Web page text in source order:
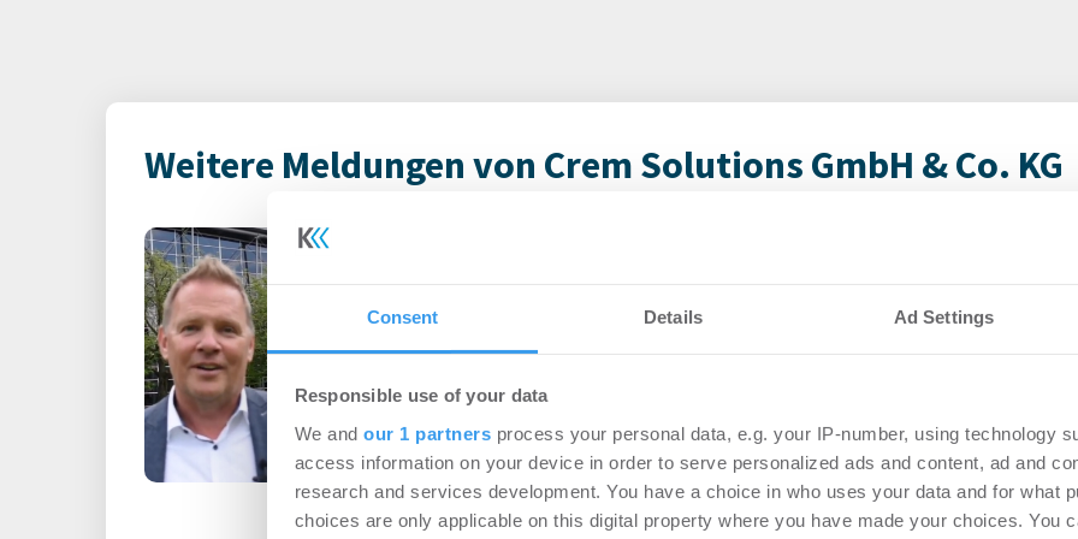
Consent Details Ad Settings
Responsible use of your data
We and our 1 partners process your personal data, e.g. your IP-number, using technology
access information on your device in order to serve personalized ads and content, ad and
research and services development. You have a choice in who uses your data and for what
choices are only applicable on this digital property where you have made your choices. You
Weitere Meldungen von Crem Solutions GmbH & Co. KG
Events-12.06.2026
Account, um auf die neusten ...